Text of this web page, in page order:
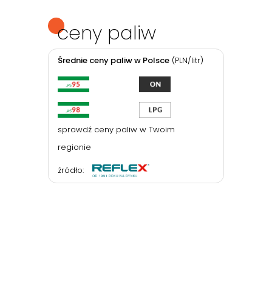
ceny paliw
Średnie ceny paliw w Polsce (PLN/litr)
sprawdź ceny paliw w Twoim
regionie
źródło: